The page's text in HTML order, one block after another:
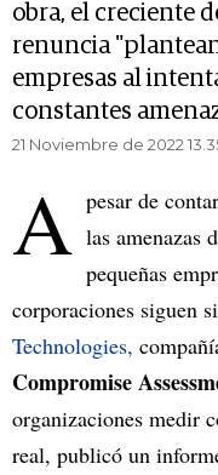
obra, el creciente
renuncia
empresas al
constantes
21 Noviembre de 2022
A pesar de
las amenazas
pequeñas
corporaciones siguen
Technologies,
Compromise
organizaciones medir
real, publicó un